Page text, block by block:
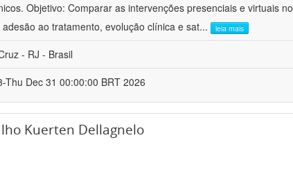
Objetivo: Comparar as intervenções presenciais e virtuais no
ao tratamento, evolução clínica e sat... leia mais
- RJ - Brasil
Thu Dec 31 00:00:00 BRT 2026
Kuerten Dellagnelo